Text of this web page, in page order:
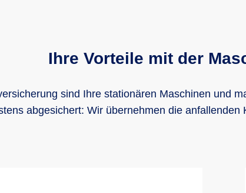
Ihre Vorteile mit der
sind Ihre stationären Maschinen und
abgesichert: Wir übernehmen die